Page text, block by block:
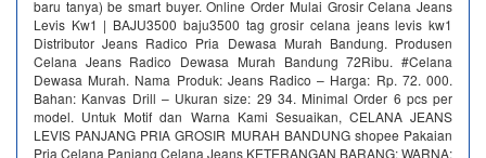
baru tanya) be smart buyer. Online Order Mulai Grosir Celana Jeans
Levis Kw1 | BAJU3500 baju3500 tag grosir celana jeans levis kw1
Distributor Jeans Radico Pria Dewasa Murah Bandung. Produsen
Celana Jeans Radico Dewasa Murah Bandung 72Ribu. #Celana
Dewasa Murah. Nama Produk: Jeans Radico – Harga: Rp. 72. 000.
Bahan: Kanvas Drill – Ukuran size: 29 34. Minimal Order 6 pcs per
model. Untuk Motif dan Warna Kami Sesuaikan, CELANA JEANS
LEVIS PANJANG PRIA GROSIR MURAH BANDUNG shopee Pakaian
Pria Celana Panjang Celana Jeans KETERANGAN BARANG: WARNA: